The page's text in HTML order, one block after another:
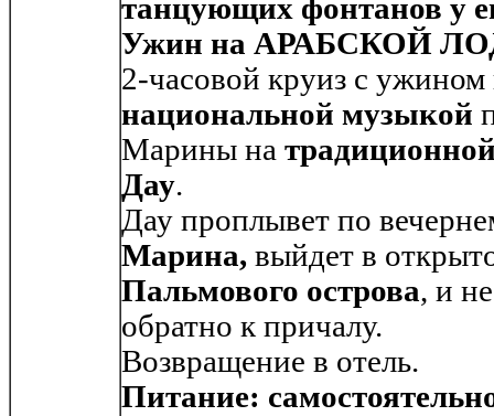
танцующих фонтанов у
Ужин на АРАБСКОЙ
2-часовой круиз с
национальной музыкой
Марины на
Дау.
Дау проплывет по
Марина, выйдет в
Пальмового острова, и
обратно к причалу.
Возвращение в отель.
Питание: